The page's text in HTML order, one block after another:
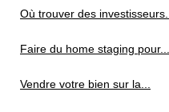
Où trouver des investisseurs...
Faire du home staging pour...
Vendre votre bien sur la...